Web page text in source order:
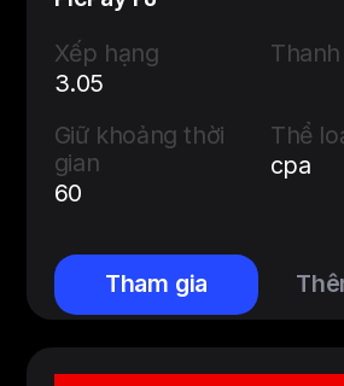
Xếp hạng
3.05
Giữ khoảng thời
gian
60
Thể
cpa
Tham gia